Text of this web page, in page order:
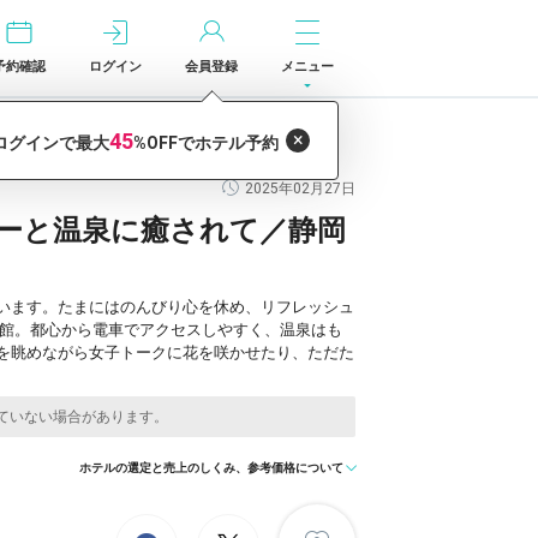
約確認 ログイン 会員登録 メニュー
2025年02月27日
と温泉に癒されて／静岡
す。たまにはのんびり心を休め、リフレッシュ
。都心から電車でアクセスしやすく、温泉はも
めながら女子トークに花を咲かせたり、ただた
ホテルの選定と売上のしくみ、参考価格について